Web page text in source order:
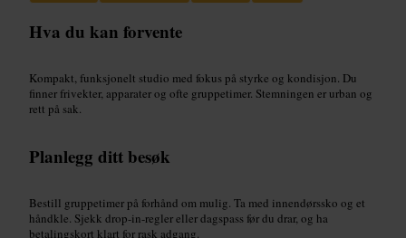
Hva du kan forvente
Kompakt, funksjonelt studio med fokus på styrke og kondisjon. Du
finner frivekter, apparater og ofte gruppetimer. Stemningen er urban og
rett på sak.
Planlegg ditt besøk
Bestill gruppetimer på forhånd om mulig. Ta med innendørssko og et
håndkle. Sjekk drop-in-regler eller dagspass før du drar, og ha
betalingskort klart for rask adgang.